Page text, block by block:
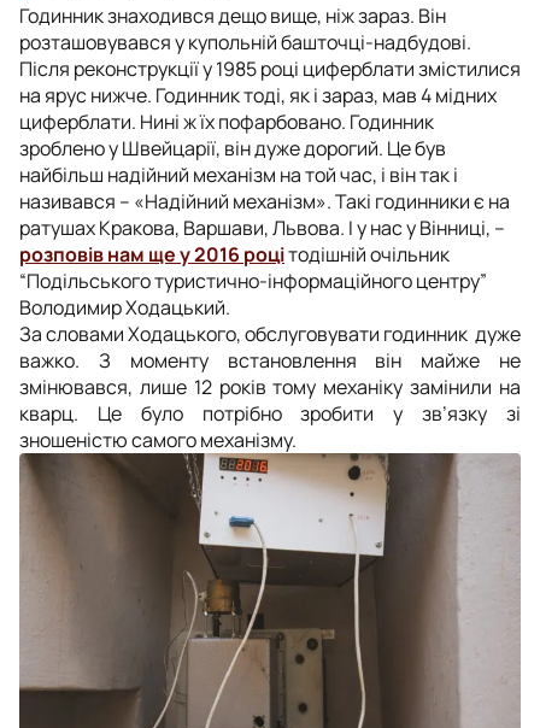
Годинник знаходився дещо вище, ніж зараз. Він
розташовувався у купольній башточці-надбудові.
Після реконструкції у 1985 році циферблати змістилися
на ярус нижче. Годинник тоді, як і зараз, мав 4 мідних
циферблати. Нині ж їх пофарбовано. Годинник
зроблено у Швейцарії, він дуже дорогий. Це був
найбільш надійний механізм на той час, і він так і
називався – «Надійний механізм». Такі годинники є на
ратушах Кракова, Варшави, Львова. І у нас у Вінниці, –
розповів нам ще у 2016 роцітодішній очільник
“Подільського туристично-інформаційного центру”
Володимир Ходацький.
За словами Ходацького, обслуговувати годинник дуже
важко. З моменту встановлення він майже не
змінювався, лише 12 років тому механіку замінили на
кварц. Це було потрібно зробити у зв’язку зі
зношеністю самого механізму.